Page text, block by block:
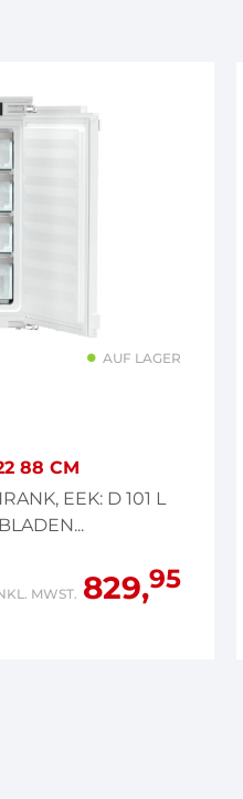
AUF LAGER
88 CM
EEK: D 101 L
MWST. 829,95